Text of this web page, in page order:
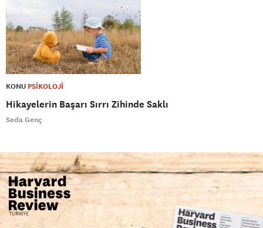
KONU PSİKOLOJİ
Hikayelerin Başarı Sırrı Zihinde Saklı
Seda Genç